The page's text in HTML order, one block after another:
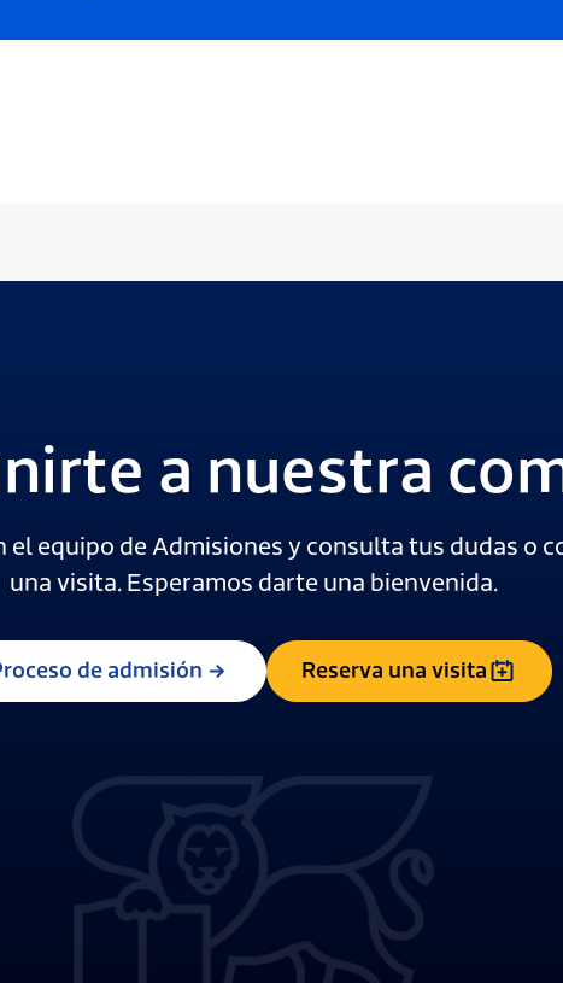
a nuestra
el equipo de Admisiones y consulta tus dudas o
una visita. Esperamos darte una bienvenida.
de admisión Reserva una visita